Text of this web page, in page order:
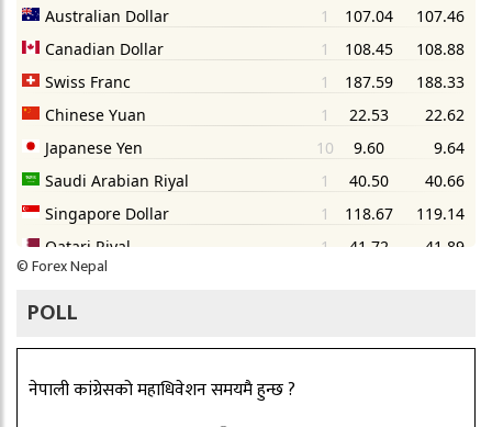
©Forex Nepal
POLL
नेपाली कांग्रेसको महाधिवेशन समयमै हुन्छ ?